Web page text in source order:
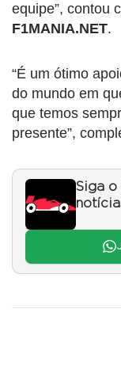
equipe”, contou
F1MANIA.NET.
“É um ótimo
do mundo em
que temos
presente”,
Siga o